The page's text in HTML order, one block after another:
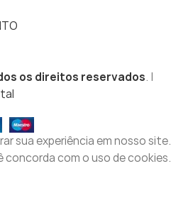
os direitos reservados. |
sua experiência em nosso site.
com o uso de cookies.